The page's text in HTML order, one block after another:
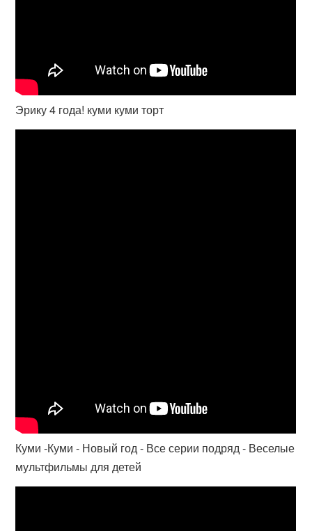
Эрику 4 года! куми куми торт
Куми -Куми - Новый год - Все серии подряд - Веселые
мультфильмы для детей